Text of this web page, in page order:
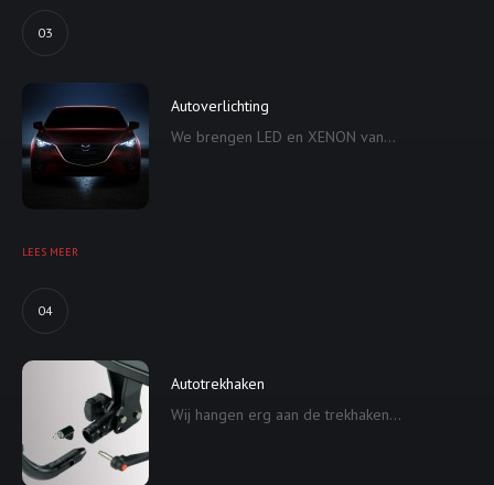
03
Autoverlichting
We brengen LED en XENON van...
LEES MEER
04
Autotrekhaken
Wij hangen erg aan de trekhaken...